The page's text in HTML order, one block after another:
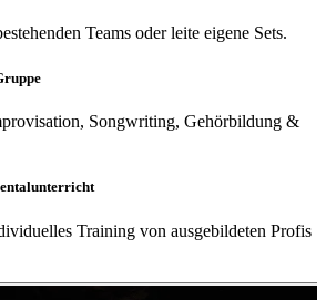
Teams oder leite eigene Sets.
Songwriting, Gehörbildung &
Training von ausgebildeten Profis